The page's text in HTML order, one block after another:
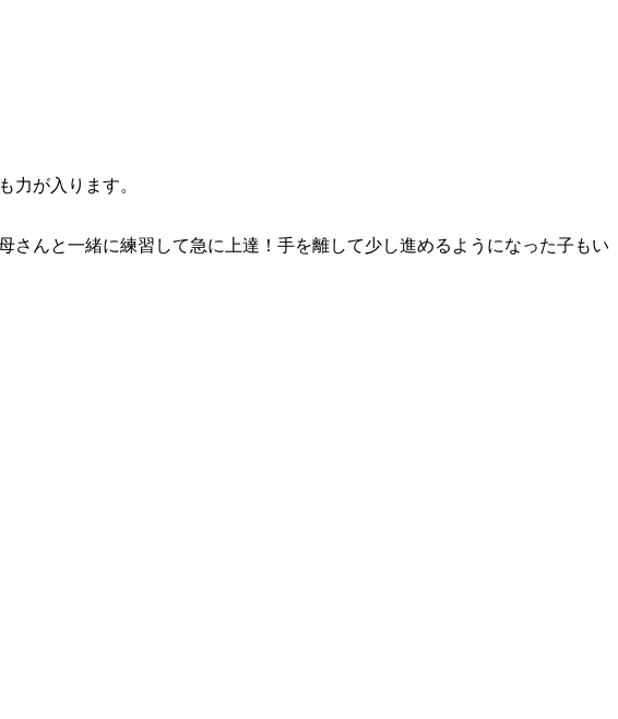
力が入ります。
んと一緒に練習して急に上達！手を離して少し進めるようになった子もい